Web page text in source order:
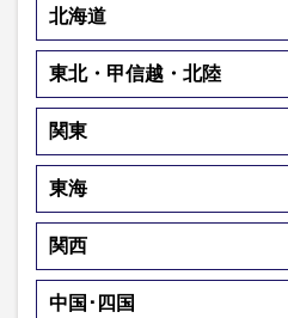
北海道
東北・甲信越・北陸
関東
東海
関西
中国･四国